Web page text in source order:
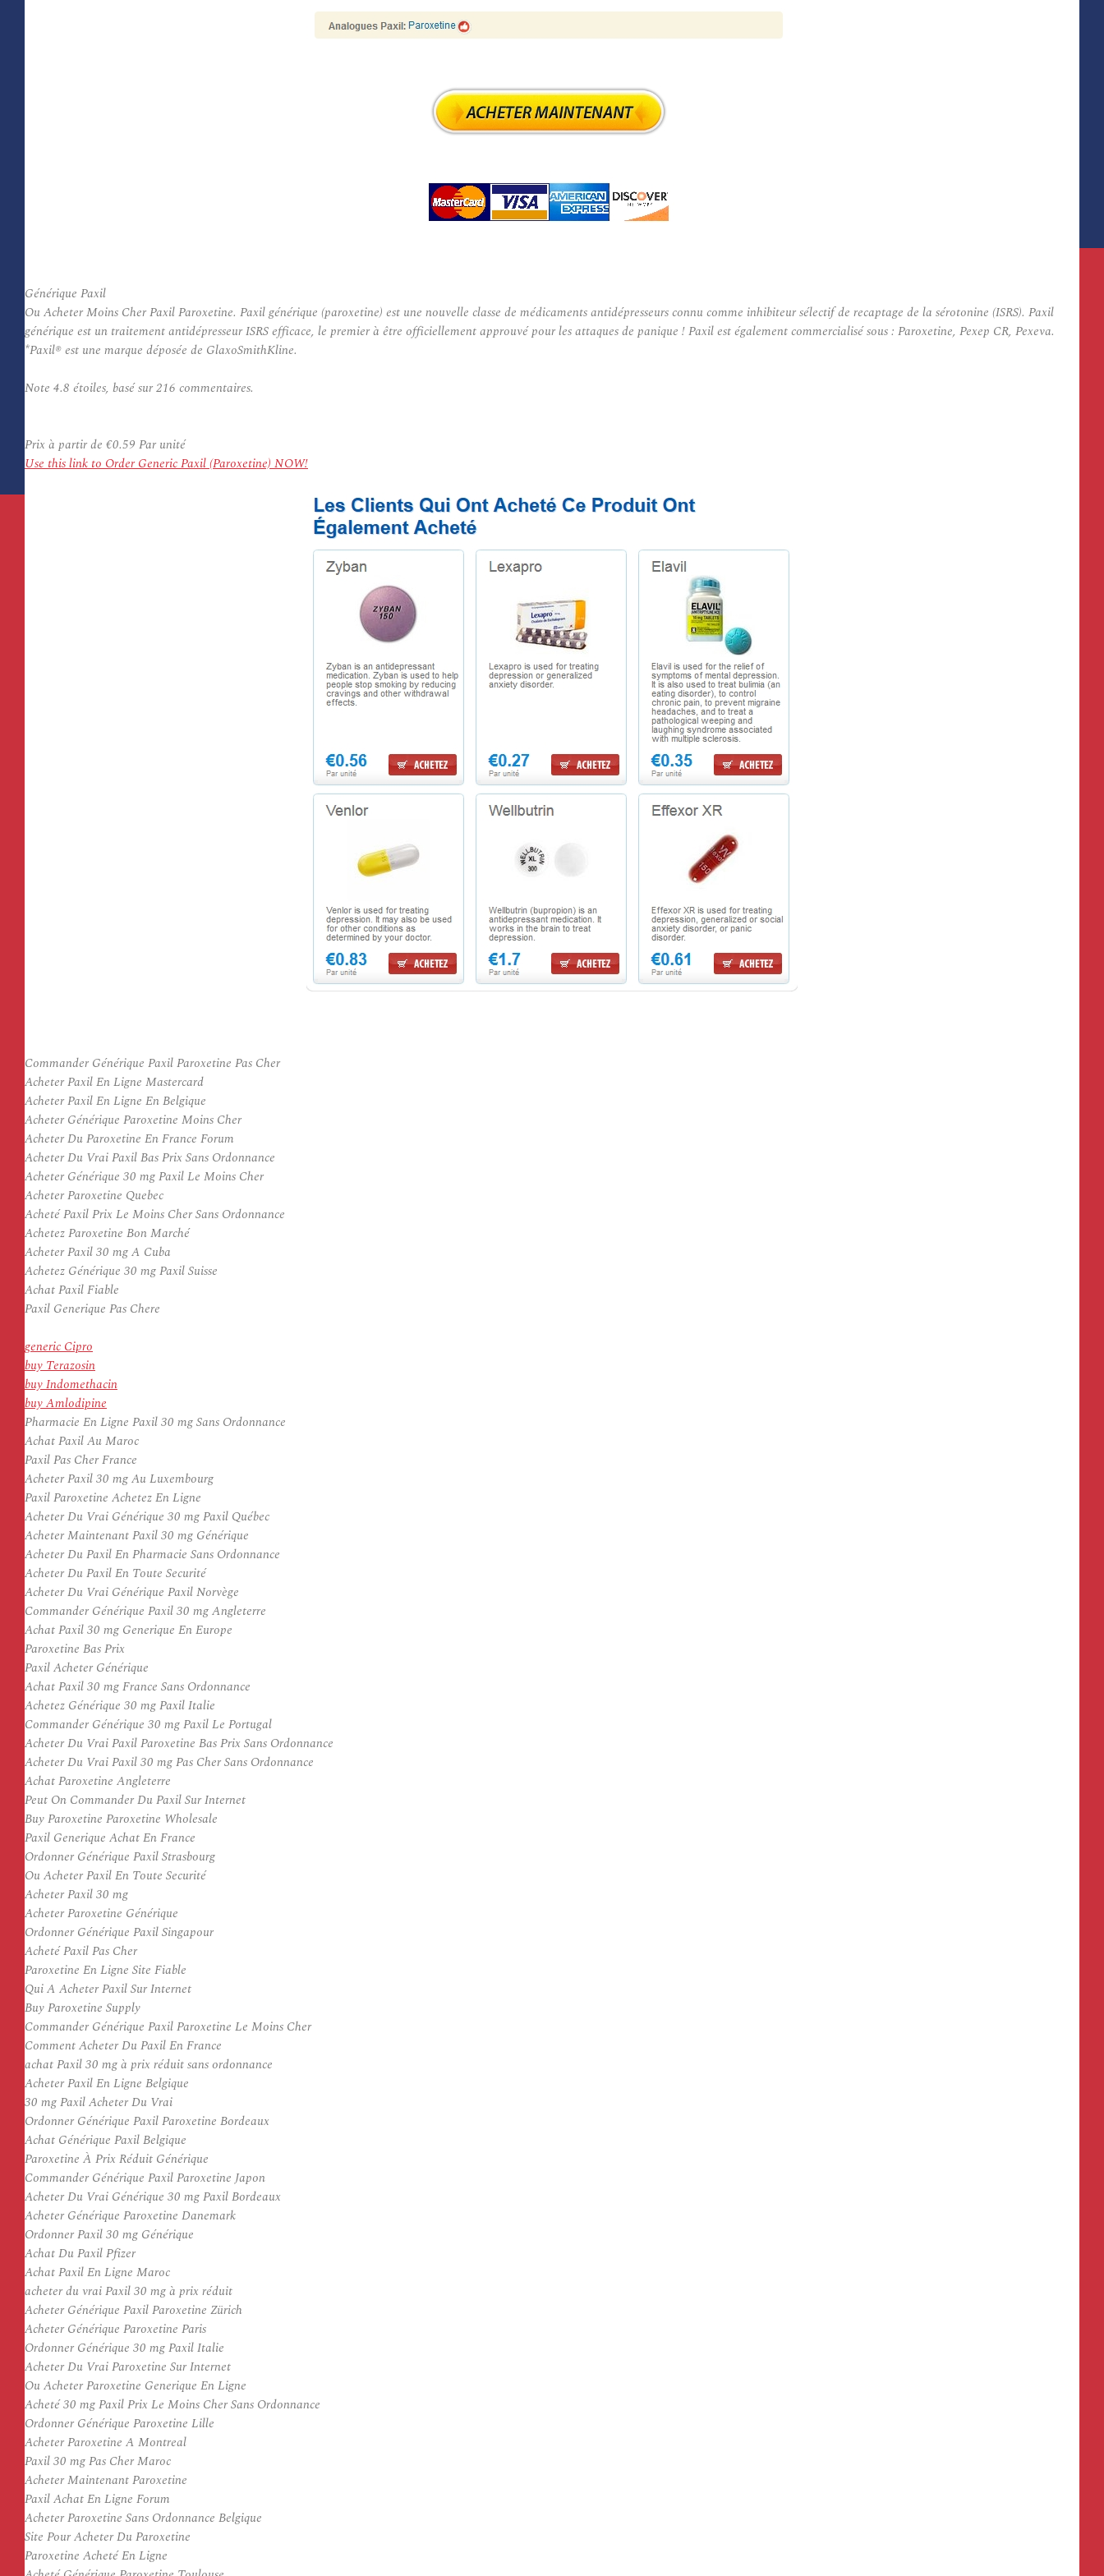
Générique Paxil
Ou Acheter Moins Cher Paxil Paroxetine. Paxil générique (paroxetine) est une nouvelle classe de médicaments antidépresseurs connu comme inhibiteur sélectif de recaptage de la sérotonine (ISRS). Paxil
générique est un traitement antidépresseur ISRS efficace, le premier à être officiellement approuvé pour les attaques de panique ! Paxil est également commercialisé sous : Paroxetine, Pexep CR, Pexeva.
*Paxil® est une marque déposée de GlaxoSmithKline.
Note 4.8 étoiles, basé sur216 commentaires.
Prix à partir de €0.59 Par unité
Use this link to Order Generic Paxil (Paroxetine) NOW!
Commander Générique Paxil Paroxetine Pas Cher
Acheter Paxil En Ligne Mastercard
Acheter Paxil En Ligne En Belgique
Acheter Générique Paroxetine Moins Cher
Acheter Du Paroxetine En France Forum
Acheter Du Vrai Paxil Bas Prix Sans Ordonnance
Acheter Générique 30 mg Paxil Le Moins Cher
Acheter Paroxetine Quebec
Acheté Paxil Prix Le Moins Cher Sans Ordonnance
Achetez Paroxetine Bon Marché
Acheter Paxil 30 mg A Cuba
Achetez Générique 30 mg Paxil Suisse
Achat Paxil Fiable
Paxil Generique Pas Chere
generic Cipro
buy Terazosin
buy Indomethacin
buy Amlodipine
Pharmacie En Ligne Paxil 30 mg Sans Ordonnance
Achat Paxil Au Maroc
Paxil Pas Cher France
Acheter Paxil 30 mg Au Luxembourg
Paxil Paroxetine Achetez En Ligne
Acheter Du Vrai Générique 30 mg Paxil Québec
Acheter Maintenant Paxil 30 mg Générique
Acheter Du Paxil En Pharmacie Sans Ordonnance
Acheter Du Paxil En Toute Securité
Acheter Du Vrai Générique Paxil Norvège
Commander Générique Paxil 30 mg Angleterre
Achat Paxil 30 mg Generique En Europe
Paroxetine Bas Prix
Paxil Acheter Générique
Achat Paxil 30 mg France Sans Ordonnance
Achetez Générique 30 mg Paxil Italie
Commander Générique 30 mg Paxil Le Portugal
Acheter Du Vrai Paxil Paroxetine Bas Prix Sans Ordonnance
Acheter Du Vrai Paxil 30 mg Pas Cher Sans Ordonnance
Achat Paroxetine Angleterre
Peut On Commander Du Paxil Sur Internet
Buy Paroxetine Paroxetine Wholesale
Paxil Generique Achat En France
Ordonner Générique Paxil Strasbourg
Ou Acheter Paxil En Toute Securité
Acheter Paxil 30 mg
Acheter Paroxetine Générique
Ordonner Générique Paxil Singapour
Acheté Paxil Pas Cher
Paroxetine En Ligne Site Fiable
Qui A Acheter Paxil Sur Internet
Buy Paroxetine Supply
Commander Générique Paxil Paroxetine Le Moins Cher
Comment Acheter Du Paxil En France
achat Paxil 30 mg à prix réduit sans ordonnance
Acheter Paxil En Ligne Belgique
30 mg Paxil Acheter Du Vrai
Ordonner Générique Paxil Paroxetine Bordeaux
Achat Générique Paxil Belgique
Paroxetine À Prix Réduit Générique
Commander Générique Paxil Paroxetine Japon
Acheter Du Vrai Générique 30 mg Paxil Bordeaux
Acheter Générique Paroxetine Danemark
Ordonner Paxil 30 mg Générique
Achat Du Paxil Pfizer
Achat Paxil En Ligne Maroc
acheter du vrai Paxil 30 mg à prix réduit
Acheter Générique Paxil Paroxetine Zürich
Acheter Générique Paroxetine Paris
Ordonner Générique 30 mg Paxil Italie
Acheter Du Vrai Paroxetine Sur Internet
Ou Acheter Paroxetine Generique En Ligne
Acheté 30 mg Paxil Prix Le Moins Cher Sans Ordonnance
Ordonner Générique Paroxetine Lille
Acheter Paroxetine A Montreal
Paxil 30 mg Pas Cher Maroc
Acheter Maintenant Paroxetine
Paxil Achat En Ligne Forum
Acheter Paroxetine Sans Ordonnance Belgique
Site Pour Acheter Du Paroxetine
Paroxetine Acheté En Ligne